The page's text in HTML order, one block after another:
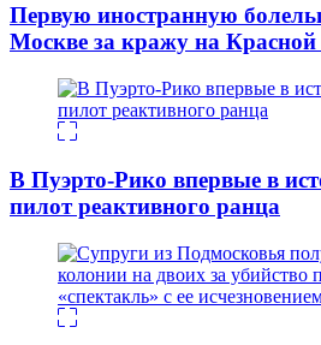
Первую иностранную
Москве за кражу на
В Пуэрто-Рико впервые в
пилот реактивного ранца